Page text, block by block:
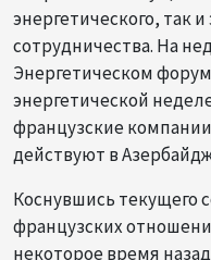
энергетического, так
сотрудничества. На
Энергетическом
энергетической
французские
действуют в
Коснувшись текущего
французских
некоторое время